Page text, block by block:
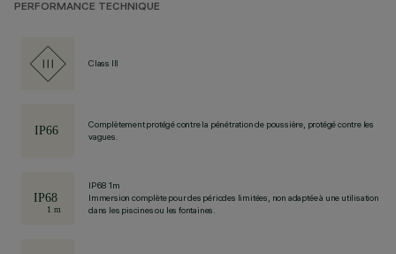
PERFORMANCE TECHNIQUE
Class III
Complètement protégé contre la pénétration de poussière, protégé contre les
vagues.
IP68 1m
Immersion complète pour des périodes limitées, non adaptée à une utilisation
dans les piscines ou les fontaines.